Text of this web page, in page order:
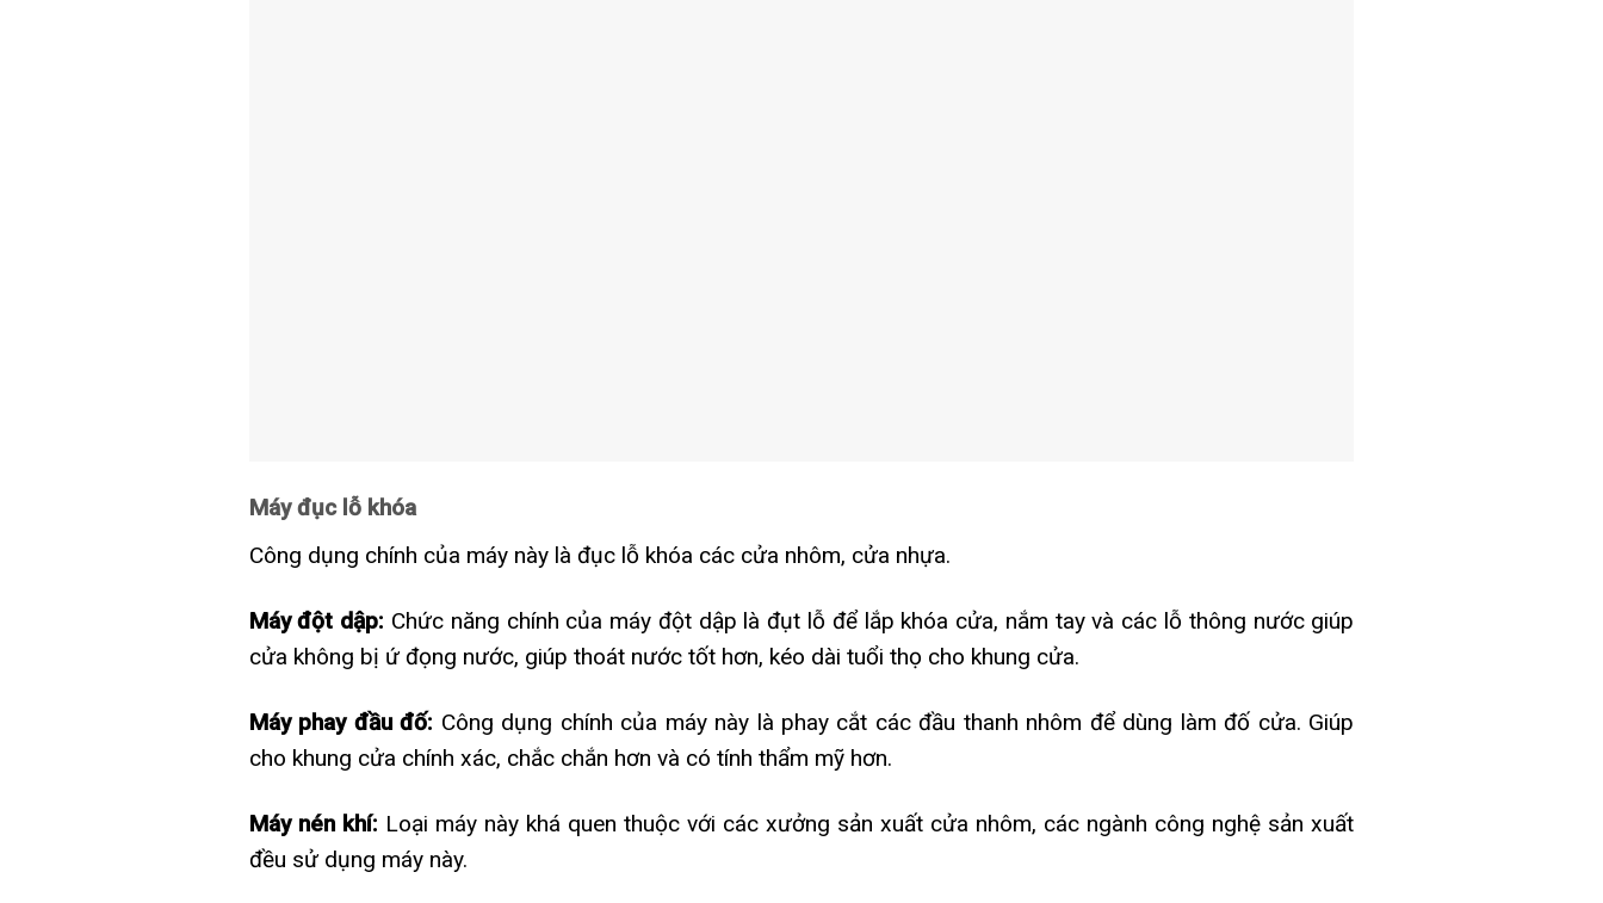
Máy đục lỗ khóa
Công dụng chính của máy này là đục lỗ khóa các cửa nhôm, cửa nhựa.
Máy đột dập: Chức năng chính của máy đột dập là đụt lỗ để lắp khóa cửa, nắm tay và các lỗ thông nước giúp
cửa không bị ứ đọng nước, giúp thoát nước tốt hơn, kéo dài tuổi thọ cho khung cửa.
Máy phay đầu đố: Công dụng chính của máy này là phay cắt các đầu thanh nhôm để dùng làm đố cửa. Giúp
cho khung cửa chính xác, chắc chắn hơn và có tính thẩm mỹ hơn.
Máy nén khí: Loại máy này khá quen thuộc với các xưởng sản xuất cửa nhôm, các ngành công nghệ sản xuất
đều sử dụng máy này.